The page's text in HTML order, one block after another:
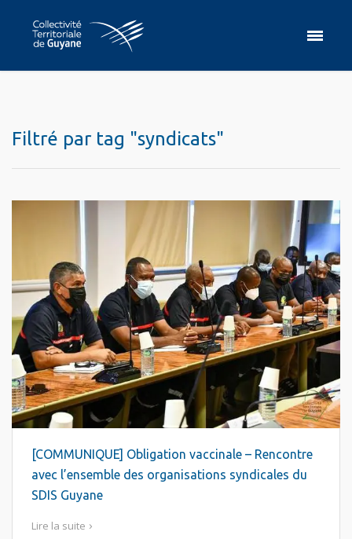
Filtré par tag "syndicats"
[COMMUNIQUE] Obligation vaccinale – Rencontre
avec l’ensemble des organisations syndicales du
SDIS Guyane
Lire la suite